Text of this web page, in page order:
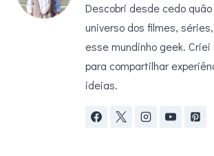
Descobri desde cedo
universo dos filmes,
esse mundinho geek.
para compartilhar
ideias.